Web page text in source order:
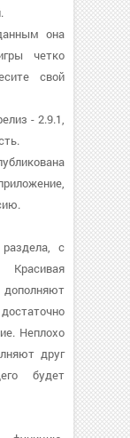
она
четко
свой
- 2.9.1,
с
Неплохо
друг
будет